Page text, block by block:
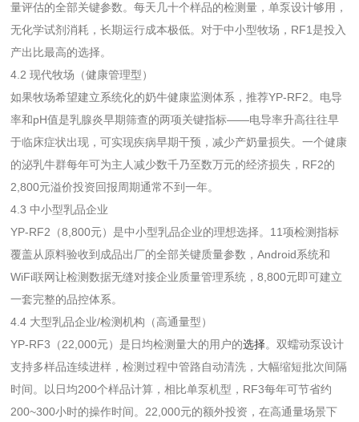
量评估的全部关键参数。每天几十个样品的检测量，单泵设计够用，
无化学试剂消耗，长期运行成本极低。对于中小型牧场，RF1是投入
产出比最高的选择。
4.2 现代牧场（健康管理型）
如果牧场希望建立系统化的奶牛健康监测体系，推荐YP-RF2。电导
率和pH值是乳腺炎早期筛查的两项关键指标——电导率升高往往早
于临床症状出现，可实现疾病早期干预，减少产奶量损失。一个健康
的泌乳牛群每年可为主人减少数千乃至数万元的经济损失，RF2的
2,800元溢价投资回报周期通常不到一年。
4.3 中小型乳品企业
YP-RF2（8,800元）是中小型乳品企业的理想选择。11项检测指标
覆盖从原料验收到成品出厂的全部关键质量参数，Android系统和
WiFi联网让检测数据无缝对接企业质量管理系统，8,800元即可建立
一套完整的品控体系。
4.4 大型乳品企业/检测机构（高通量型）
YP-RF3（22,000元）是日均检测量大的用户的选择。双蠕动泵设计
支持多样品连续进样，检测过程中管路自动清洗，大幅缩短批次间隔
时间。以日均200个样品计算，相比单泵机型，RF3每年可节省约
200~300小时的操作时间。22,000元的额外投资，在高通量场景下